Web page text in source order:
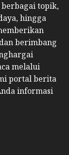
topik,
hingga
berimbang
melalui
portal berita
informasi